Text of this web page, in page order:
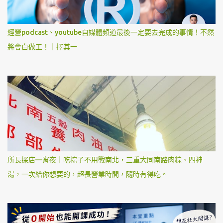
經營podcast、youtube自媒體頻道最後一定要去完成的事情！不然
將會白做工！｜擇其一
所長探店—宵夜｜吃粽子不用戰南北，三重大同南路肉粽、四神
湯，一次給你想要的，超長營業時間，隨時有得吃。